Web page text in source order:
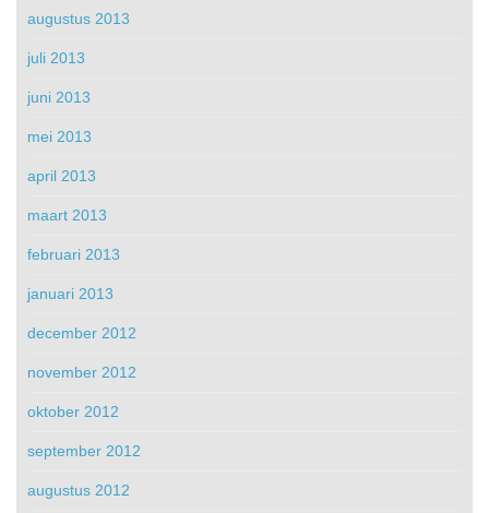
augustus 2013
juli 2013
juni 2013
mei 2013
april 2013
maart 2013
februari 2013
januari 2013
december 2012
november 2012
oktober 2012
september 2012
augustus 2012